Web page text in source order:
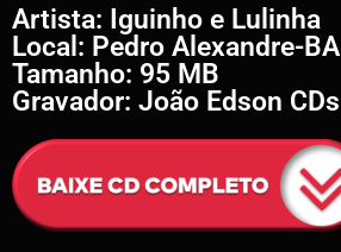
Artista: Iguinho e Lulinha
Local: Pedro Alexandre-BA
Tamanho: 95 MB
Gravador: João Edson CDs